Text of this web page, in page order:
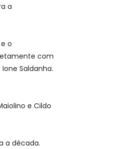
a
o
com
Saldanha.
e Cildo
a década.